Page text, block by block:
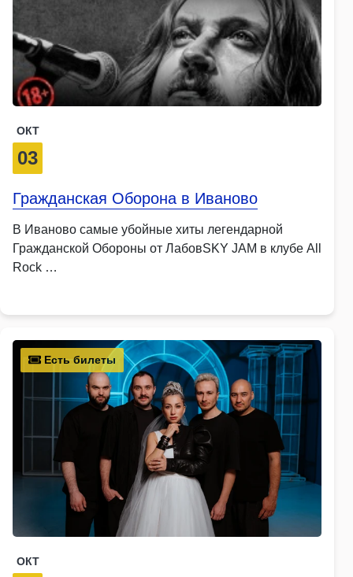
ОКТ
03
Гражданская Оборона в Иваново
В Иваново самые убойные хиты легендарной
Гражданской Обороны от ЛабовSKY JAM в клубе All
Rock …
Есть билеты
ОКТ